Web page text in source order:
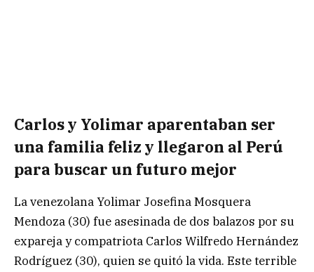
Carlos y Yolimar aparentaban ser
una familia feliz y llegaron al Perú
para buscar un futuro mejor
La venezolana Yolimar Josefina Mosquera
Mendoza (30) fue asesinada de dos balazos por su
expareja y compatriota Carlos Wilfredo Hernández
Rodríguez (30), quien se quitó la vida. Este terrible